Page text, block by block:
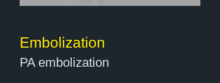
Embolization
PA embolization